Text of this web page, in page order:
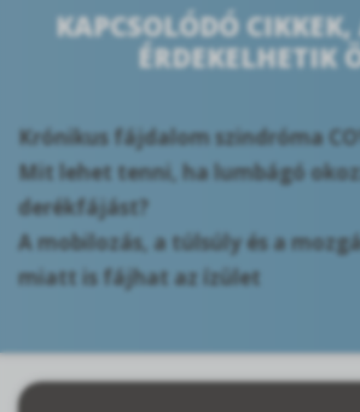
KAPCSOLÓDÓ
ÉRDEKELHETIK
Krónikus fájdalom szindróma
Mit lehet tenni, ha lumbágó
derékfájást?
A mobilozás, a túlsúly és a
miatt is fájhat az ízület